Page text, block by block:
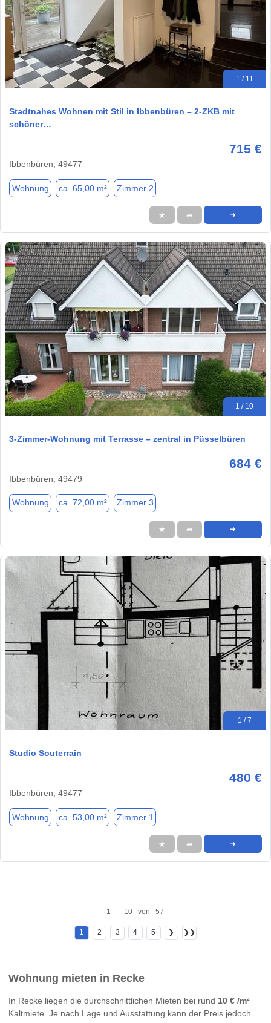
1 / 11
Stadtnahes Wohnen mit Stil in Ibbenbüren – 2-ZKB mit
schöner…
715 €
Ibbenbüren, 49477
Wohnung ca. 65,00 m² Zimmer 2
★ ➦ ➜
1 / 10
3-Zimmer-Wohnung mit Terrasse – zentral in Püsselbüren
684 €
Ibbenbüren, 49479
Wohnung ca. 72,00 m² Zimmer 3
★ ➦ ➜
1 / 7
Studio Souterrain
480 €
Ibbenbüren, 49477
Wohnung ca. 53,00 m² Zimmer 1
★ ➦ ➜
1 - 10 von 57
1 2 3 4 5 ❯ ❯❯
Wohnung mieten in Recke
In Recke liegen die durchschnittlichen Mieten bei rund 10 € /m²
Kaltmiete. Je nach Lage und Ausstattung kann der Preis jedoch